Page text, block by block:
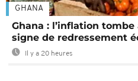
GHANA
Ghana : l’inflation tombe
signe de redressement
Il y a 20 heures